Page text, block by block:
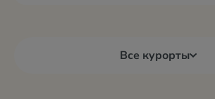
Все курорты